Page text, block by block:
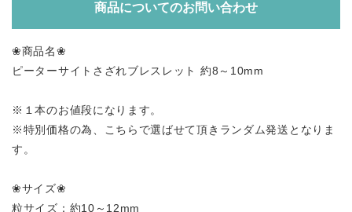
商品についてのお問い合わせ
❀商品名❀
ピーターサイトさざれブレスレット 約8～10mm
※１本のお値段になります。
※特別価格の為、こちらで選ばせて頂きランダム発送となりま
す。
❀サイズ❀
粒サイズ：約10～12mm